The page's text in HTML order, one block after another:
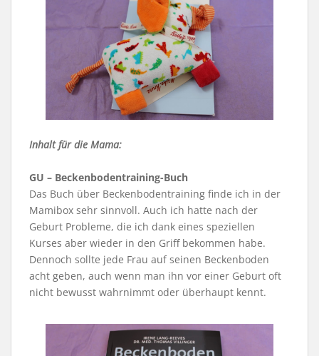
Inhalt für die Mama:
GU – Beckenbodentraining-Buch
Das Buch über Beckenbodentraining finde ich in der
Mamibox sehr sinnvoll. Auch ich hatte nach der
Geburt Probleme, die ich dank eines speziellen
Kurses aber wieder in den Griff bekommen habe.
Dennoch sollte jede Frau auf seinen Beckenboden
acht geben, auch wenn man ihn vor einer Geburt oft
nicht bewusst wahrnimmt oder überhaupt kennt.